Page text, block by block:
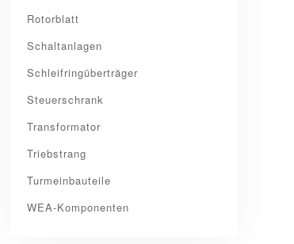
Rotorblatt
Schaltanlagen
Schleifringüberträger
Steuerschrank
Transformator
Triebstrang
Turmeinbauteile
WEA-Komponenten